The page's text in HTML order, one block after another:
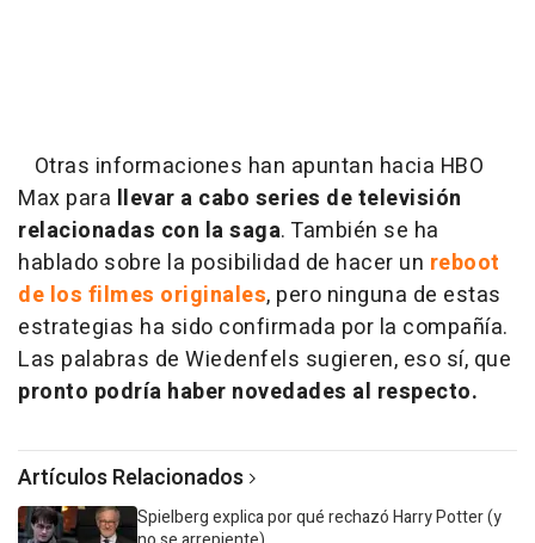
Otras informaciones han apuntan hacia HBO
Max para llevar a cabo series de televisión
relacionadas con la saga. También se ha
hablado sobre la posibilidad de hacer un reboot
de los filmes originales, pero ninguna de estas
estrategias ha sido confirmada por la compañía.
Las palabras de Wiedenfels sugieren, eso sí, que
pronto podría haber novedades al respecto.
Artículos Relacionados
Spielberg explica por qué rechazó Harry Potter (y